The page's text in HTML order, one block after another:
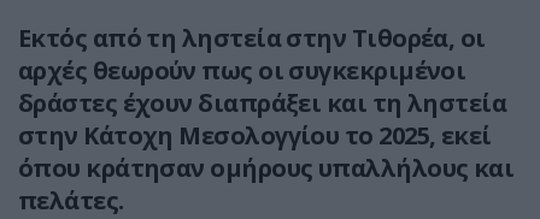
Εκτός από τη ληστεία στην Τιθορέα, οι
αρχές θεωρούν πως οι συγκεκριμένοι
δράστες έχουν διαπράξει και τη ληστεία
στην Κάτοχη Μεσολογγίου το 2025, εκεί
όπου κράτησαν ομήρους υπαλλήλους και
πελάτες.